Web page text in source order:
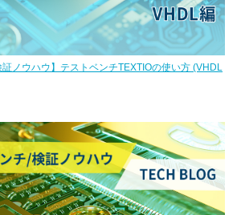
証ノウハウ】テストベンチTEXTIOの使い方 (VHDL